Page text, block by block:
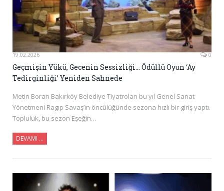
19.02.2026 0
Geçmişin Yükü, Gecenin Sessizliği… Ödüllü Oyun ‘Ay
Tedirginliği’ Yeniden Sahnede
Metin Boran Bakırköy Belediye Tiyatroları bu yıl Genel Sanat
Yönetmeni Ragıp Savaş’ın öncülüğünde sezona hızlı bir giriş yaptı.
Topluluk, bu sezon Eşeğin…
DEVAMI …